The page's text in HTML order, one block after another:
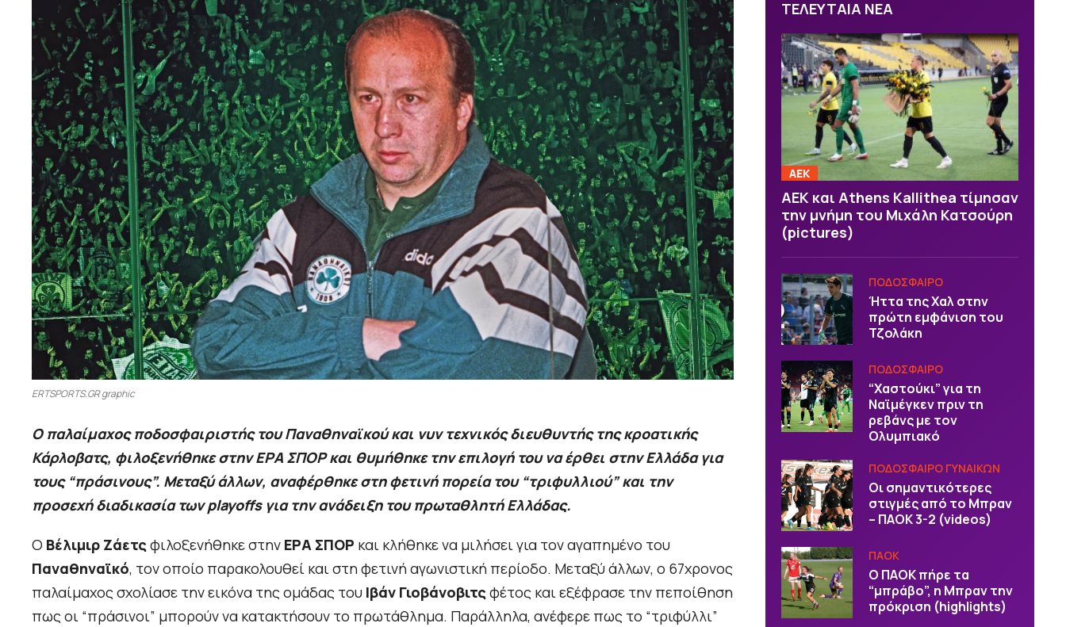
ERTSPORTS.GR graphic
Ο παλαίμαχος ποδοσφαιριστής του Παναθηναϊκού και νυν τεχνικός διευθυντής της κροατικής
Κάρλοβατς, φιλοξενήθηκε στην ΕΡΑ ΣΠΟΡ και θυμήθηκε την επιλογή του να έρθει στην Ελλάδα για
τους “πράσινους”. Μεταξύ άλλων, αναφέρθηκε στη φετινή πορεία του “τριφυλλιού” και την
προσεχή διαδικασία των playoffs για την ανάδειξη του πρωταθλητή Ελλάδας.
Ο Βέλιμιρ Ζάετς φιλοξενήθηκε στην ΕΡΑ ΣΠΟΡ και κλήθηκε να μιλήσει για τον αγαπημένο του
Παναθηναϊκό, τον οποίο παρακολουθεί και στη φετινή αγωνιστική περίοδο. Μεταξύ άλλων, ο 67χρονος
παλαίμαχος σχολίασε την εικόνα της ομάδας του Ιβάν Γιοβάνοβιτς φέτος και εξέφρασε την πεποίθηση
πως οι “πράσινοι” μπορούν να κατακτήσουν το πρωτάθλημα. Παράλληλα, ανέφερε πως το “τριφύλλι”
ΤΕΛΕΥΤΑΙΑ ΝΕΑ
ΑΕΚ
ΑΕΚ και Athens Kallithea τίμησαν
την μνήμη του Μιχάλη Κατσούρη
(pictures)
ΠΟΔΟΣΦΑΙΡΟ
Ήττα της Χαλ στην
πρώτη εμφάνιση του
Τζολάκη
ΠΟΔΟΣΦΑΙΡΟ
“Χαστούκι” για τη
Ναϊμέγκεν πριν τη
ρεβάνς με τον
Ολυμπιακό
ΠΟΔΟΣΦΑΙΡΟ ΓΥΝΑΙΚΩΝ
Οι σημαντικότερες
στιγμές από το Μπραν
– ΠΑΟΚ 3-2 (videos)
ΠΑΟΚ
Ο ΠΑΟΚ πήρε τα
“μπράβο”, η Μπραν την
πρόκριση (highlights)